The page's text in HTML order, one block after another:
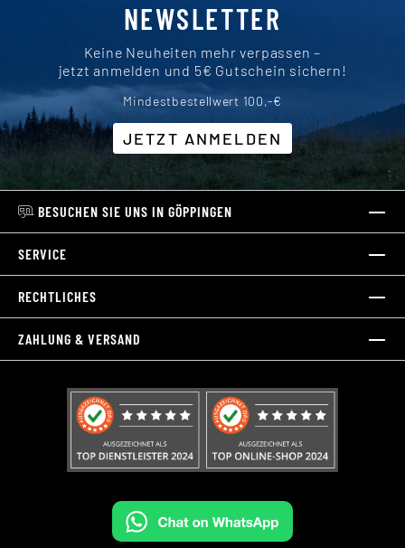
NEWSLETTER
Keine Neuheiten mehr verpassen –
jetzt anmelden und 5€ Gutschein sichern!
Mindestbestellwert 100,-€
JETZT ANMELDEN
BESUCHEN SIE UNS IN GÖPPINGEN
SERVICE
RECHTLICHES
ZAHLUNG & VERSAND